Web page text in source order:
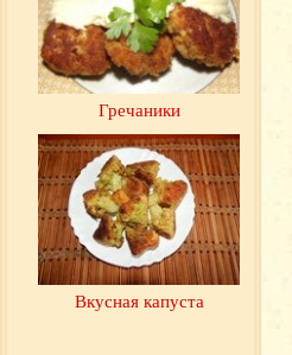
Гречаники
Вкусная капуста